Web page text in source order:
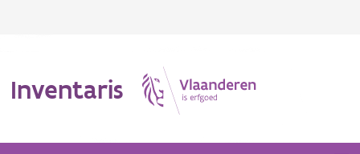
Inventaris